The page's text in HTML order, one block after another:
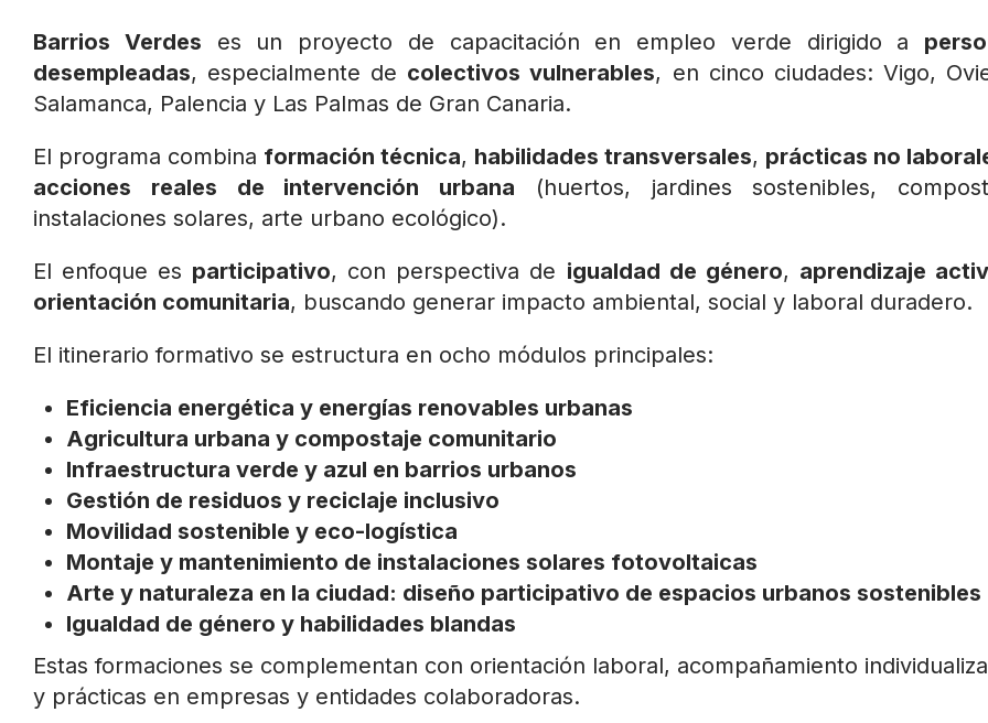
Barrios Verdes es un proyecto de capacitación en empleo verde dirigido a
desempleadas, especialmente de colectivos vulnerables, en cinco ciudades: Vigo,
Salamanca, Palencia y Las Palmas de Gran Canaria.
El programa combina formación técnica, habilidades transversales, prácticas no
acciones reales de intervención urbana (huertos, jardines sostenibles,
instalaciones solares, arte urbano ecológico).
El enfoque es participativo, con perspectiva de igualdad de género, aprendizaje
orientación comunitaria, buscando generar impacto ambiental, social y laboral duradero.
El itinerario formativo se estructura en ocho módulos principales:
Eficiencia energética y energías renovables urbanas
Agricultura urbana y compostaje comunitario
Infraestructura verde y azul en barrios urbanos
Gestión de residuos y reciclaje inclusivo
Movilidad sostenible y eco-logística
Montaje y mantenimiento de instalaciones solares fotovoltaicas
Arte y naturaleza en la ciudad: diseño participativo de espacios urbanos sostenibles
Igualdad de género y habilidades blandas
Estas formaciones se complementan con orientación laboral, acompañamiento
y prácticas en empresas y entidades colaboradoras.